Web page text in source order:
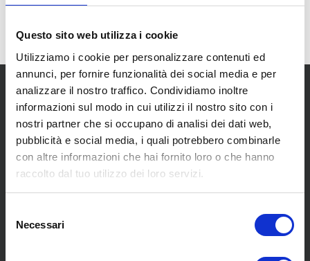
Questo sito web utilizza i cookie
Utilizziamo i cookie per personalizzare contenuti ed
annunci, per fornire funzionalità dei social media e per
analizzare il nostro traffico. Condividiamo inoltre
informazioni sul modo in cui utilizzi il nostro sito con i
nostri partner che si occupano di analisi dei dati web,
pubblicità e social media, i quali potrebbero combinarle
con altre informazioni che hai fornito loro o che hanno
raccolto dal tuo utilizzo dei loro servizi.
delNecessari
SCOPRI I NOSTRI CENTRI